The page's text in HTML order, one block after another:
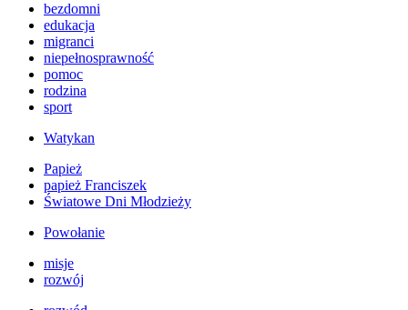
bezdomni
edukacja
migranci
niepełnosprawność
pomoc
rodzina
sport
Watykan
Papież
papież Franciszek
Światowe Dni Młodzieży
Powołanie
misje
rozwój